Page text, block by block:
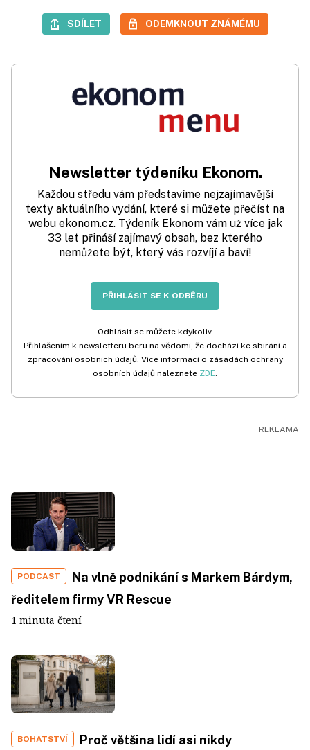
SDÍLET ODEMKNOUT ZNÁMÉMU
Newsletter týdeníku Ekonom.
Každou středu vám představíme nejzajímavější
texty aktuálního vydání, které si můžete přečíst na
webu ekonom.cz. Týdeník Ekonom vám už více jak
33 let přináší zajímavý obsah, bez kterého
nemůžete být, který vás rozvíjí a baví!
PŘIHLÁSIT SE K ODBĚRU
Odhlásit se můžete kdykoliv.
Přihlášením k newsletteru beru na vědomí, že dochází ke sbírání a
zpracování osobních údajů. Více informací o zásadách ochrany
osobních údajů naleznete ZDE.
PODCAST
Na vlně podnikání s Markem Bárdym,
ředitelem firmy VR Rescue
1 minuta čtení
BOHATSTVÍ
Proč většina lidí asi nikdy